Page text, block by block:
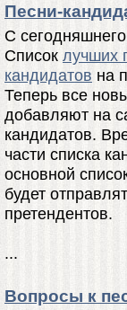
Песни-
С
Список лучших
кандидатов на
Теперь все
добавляют на
кандидатов.
части списка
основной
будет
претендентов.
...
Вопросы к